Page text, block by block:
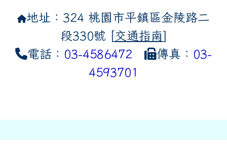
地址：324 桃園市平鎮區金陵路二
段330號 [交通指南]
電話： 03-4586472 傳真： 03-
4593701